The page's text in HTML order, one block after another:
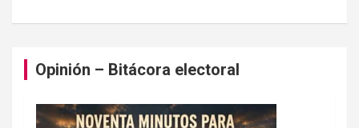
Opinión – Bitácora electoral